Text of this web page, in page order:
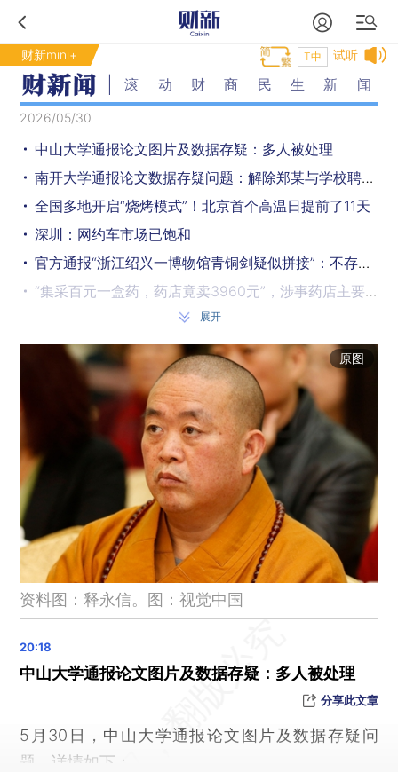
财新mini+ 试听
T中
滚动财商民生新闻
2026/05/30
中山大学通报论文图片及数据存疑：多人被处理
南开大学通报论文数据存疑问题：解除郑某与学校聘用关系，免去陈某生命科学学院院长职务，对胡某予以诫勉处理
全国多地开启“烧烤模式”！北京首个高温日提前了11天
深圳：网约车市场已饱和
官方通报“浙江绍兴一博物馆青铜剑疑似拼接”：不存在“调包”情形
“集采百元一盒药，药店竟卖3960元”，涉事药店主要负责人被约谈
普京：已将袭击瓦尔代总统官邸的无人机残骸交给美国鉴定
日本防卫省机械制造订单额在五年内增至约3倍
哈尔滨要热到34℃了，多地气温将创今年新高
联合国：黎巴嫩南部关键援助通道因冲突受阻
德约科维奇鏖战五盘爆冷出局，法网将诞生新的男单冠军
因均有轻生念头在网上相识，情侣相约烧炭自杀，女子醒后发现男友已死亡，被检察机关以故意杀人罪提起公诉
桂林火车站致歉：D1804次列车受电弓遭异物击打临时停车，目前已转移至恭城站开车，列车运行秩序正逐步恢复
美国防长谈中美元首会晤，回应中方提问
墨西哥总统赠出世界杯“首张”门票
世界旅游名山+1 鄂西四地共建世界级旅游线路
展开
原图
资料图：释永信。图：视觉中国
中山大学通报论文图片及数据存疑：多人被处理
分享此文章
5月30日，中山大学通报论文图片及数据存疑问
题，详情如下：